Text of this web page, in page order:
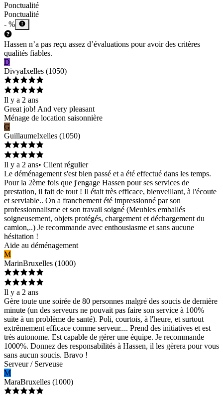
Ponctualité
Ponctualité
- %
Hassen n’a pas reçu assez d’évaluations pour avoir des critères
qualités fiables.
D
DivyaIxelles (1050)
Il y a 2 ans
Great job! And very pleasant
Ménage de location saisonnière
G
GuillaumeIxelles (1050)
Il y a 2 ans• Client régulier
Le déménagement s'est bien passé et a été effectué dans les temps.
Pour la 2ème fois que j'engage Hassen pour ses services de
prestation, il fait de tout ! Il était très efficace, bienveillant, à l'écoute
et serviable.. On a franchement été impressionné par son
professionnalisme et son travail soigné (Meubles emballés
soigneusement, objets protégés, chargement et déchargement du
camion,..) Je recommande avec enthousiasme et sans aucune
hésitation !
Aide au déménagement
M
MarinBruxelles (1000)
Il y a 2 ans
Gère toute une soirée de 80 personnes malgré des soucis de dernière
minute (un des serveurs ne pouvait pas faire son service à 100%
suite à un problème de santé). Poli, courtois, à l'heure, et surtout
extrêmement efficace comme serveur.... Prend des initiatives et est
très autonome. Est capable de gérer une équipe. Je recommande
1000%. Donnez des responsabilités à Hassen, il les gèrera pour vous
sans aucun soucis. Bravo !
Serveur / Serveuse
M
MaraBruxelles (1000)